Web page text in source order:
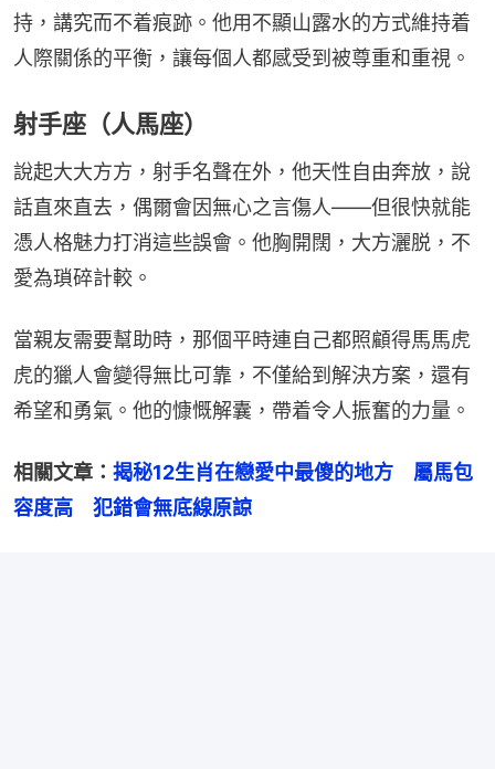
持，講究而不着痕跡。他用不顯山露水的方式維持着
人際關係的平衡，讓每個人都感受到被尊重和重視。
射手座（人馬座）
說起大大方方，射手名聲在外，他天性自由奔放，說
話直來直去，偶爾會因無心之言傷人——但很快就能
憑人格魅力打消這些誤會。他胸開闊，大方灑脱，不
愛為瑣碎計較。
當親友需要幫助時，那個平時連自己都照顧得馬馬虎
虎的獵人會變得無比可靠，不僅給到解決方案，還有
希望和勇氣。他的慷慨解囊，帶着令人振奮的力量。
相關文章： 揭秘12生肖在戀愛中最傻的地方　屬馬包
容度高　犯錯會無底線原諒